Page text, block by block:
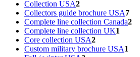
Collection USA2
Collectors guide brochure USA7
Complete line collection Canada2
Complete line collection UK1
Core collection USA2
Custom military brochure USA1